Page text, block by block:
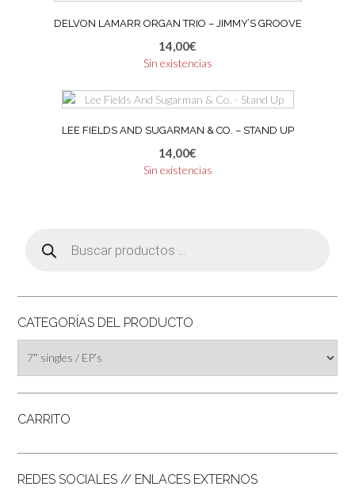
DELVON LAMARR ORGAN TRIO – JIMMY’S GROOVE
14,00€
Sin existencias
LEE FIELDS AND SUGARMAN & CO. – STAND UP
14,00€
Sin existencias
productos
CATEGORÍAS DEL PRODUCTO
CARRITO
REDES SOCIALES // ENLACES EXTERNOS